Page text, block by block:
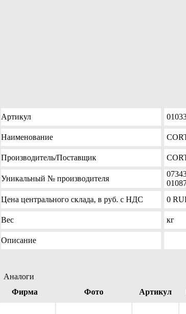
Артикул
Наименование
Производитель/Поставщик
Уникальный № производителя
Цена центрального склада, в руб. с НДС 0
Вес кг
Описание
Аналоги
Фирма
Фото Артикул